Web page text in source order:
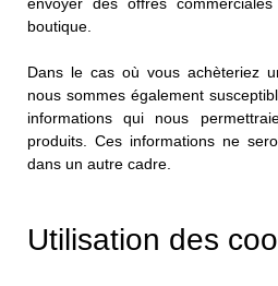
boutique.
Dans le cas où vous achèteriez
nous sommes également
informations qui nous
produits. Ces informations ne
dans un autre cadre.
Utilisation des